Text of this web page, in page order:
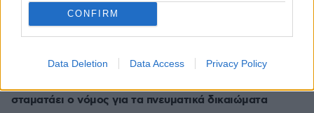
CONFIRM
Data Deletion Data Access Privacy Policy
Οι τελευταίες ημέρες του κουταβιού που ζούσε με
λύκους στην Κεντρική Μακεδονία - Γιατί δεν
περισυνελέγη
Μπορεί ο γιος του Χατζιδάκι να απαγορεύσει στον
Μητσιά να τραγουδάει τον «Γιάννη τον φονιά»; Πού
σταματάει ο νόμος για τα πνευματικά δικαιώματα
πριν 27 λεπτά